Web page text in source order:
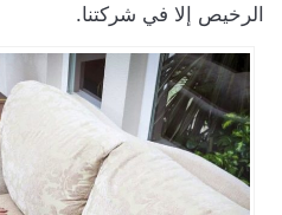
إلا في شركتنا.